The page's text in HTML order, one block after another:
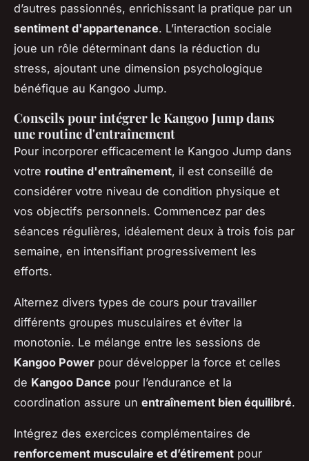
d’autres passionnés, enrichissant la pratique par un
sentiment d'appartenance. L’interaction sociale
joue un rôle déterminant dans la réduction du
stress, ajoutant une dimension psychologique
bénéfique au Kangoo Jump.
Conseils pour intégrer le Kangoo Jump dans
une routine d'entraînement
Pour incorporer efficacement le Kangoo Jump dans
votre routine d'entraînement, il est conseillé de
considérer votre niveau de condition physique et
vos objectifs personnels. Commencez par des
séances régulières, idéalement deux à trois fois par
semaine, en intensifiant progressivement les
efforts.
Alternez divers types de cours pour travailler
différents groupes musculaires et éviter la
monotonie. Le mélange entre les sessions de
Kangoo Power pour développer la force et celles
de Kangoo Dance pour l’endurance et la
coordination assure un entraînement bien équilibré.
Intégrez des exercices complémentaires de
renforcement musculaire et d’étirement pour